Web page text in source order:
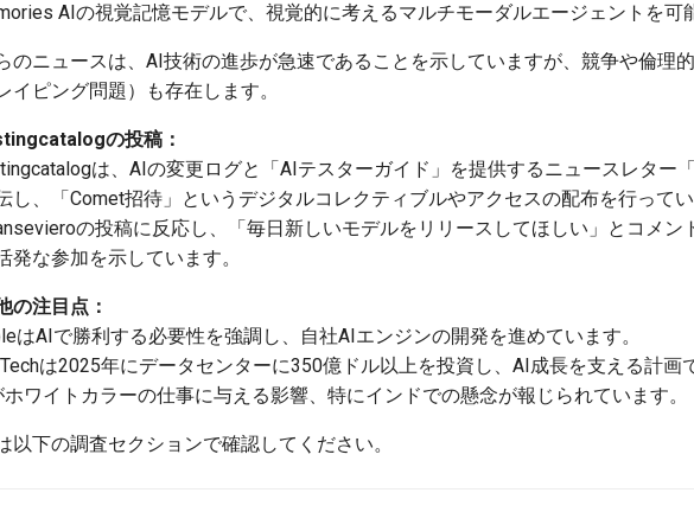
AIの視覚記憶モデルで、視覚的に考えるマルチモーダルエージェントを可
のニュースは、AI技術の進歩が急速であることを示していますが、競争や倫理
イピング問題）も存在します。
の投稿：
は、AIの変更ログと「AIテスターガイド」を提供するニュースレター
し、「Comet招待」というデジタルコレクティブルやアクセスの配布を行ってい
の投稿に反応し、「毎日新しいモデルをリリースしてほしい」とコメン
発な参加を示しています。
の注目点：
はAIで勝利する必要性を強調し、自社AIエンジンの開発を進めています。
は2025年にデータセンターに350億ドル以上を投資し、AI成長を支える計画
ホワイトカラーの仕事に与える影響、特にインドでの懸念が報じられています。
以下の調査セクションで確認してください。